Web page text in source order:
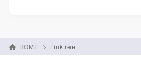
HOME Linktree